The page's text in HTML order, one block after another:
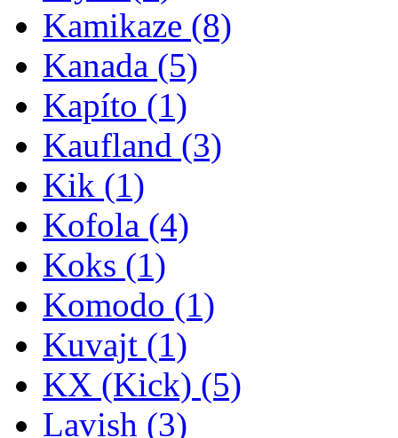
Kamikaze (8)
Kanada (5)
Kapíto (1)
Kaufland (3)
Kik (1)
Kofola (4)
Koks (1)
Komodo (1)
Kuvajt (1)
KX (Kick) (5)
Lavish (3)